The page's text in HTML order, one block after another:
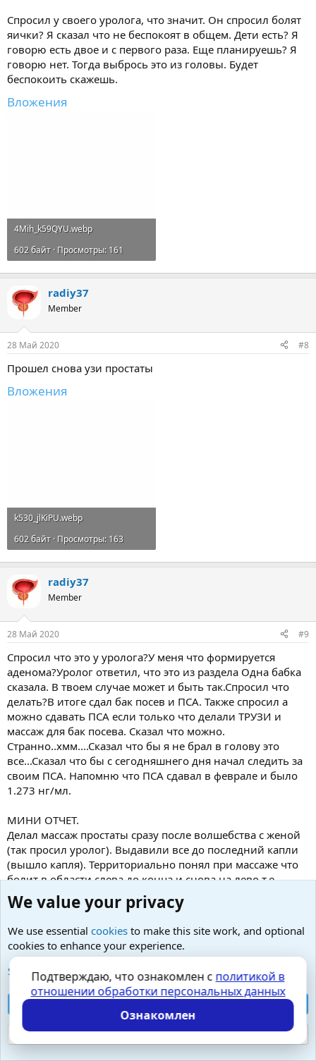
Спросил у своего уролога, что значит. Он спросил болят
яички? Я сказал что не беспокоят в общем. Дети есть? Я
говорю есть двое и с первого раза. Еще планируешь? Я
говорю нет. Тогда выбрось это из головы. Будет
беспокоить скажешь.
Вложения
4Mih_k59QYU.webp
602 байт · Просмотры: 161
radiy37
Member
28 Май 2020 #8
Прошел снова узи простаты
Вложения
k530_jlKiPU.webp
602 байт · Просмотры: 163
radiy37
Member
28 Май 2020 #9
Спросил что это у уролога?У меня что формируется
аденома?Уролог ответил, что это из раздела Одна бабка
сказала. В твоем случае может и быть так.Спросил что
делать?В итоге сдал бак посев и ПСА. Также спросил а
можно сдавать ПСА если только что делали ТРУЗИ и
массаж для бак посева. Сказал что можно.
Странно..хмм....Сказал что бы я не брал в голову это
все...Сказал что бы с сегодняшнего дня начал следить за
своим ПСА. Напомню что ПСА сдавал в феврале и было
1.273 нг/мл.
МИНИ ОТЧЕТ.
Делал массаж простаты сразу после волшебства с женой
(так просил уролог). Выдавили все до последний капли
(вышло капля). Территориально понял при массаже что
болит в области слева до конца и снова на лево т.е.
палец заходит до конца и нажимает влево там и болит.
Питание.
(периодически болела простата) 9.20 бабан+стакан воды.
12.00 Рис с рыбой и котлета, чай черный с сахаром,
огурец, помидор, петрушка (не болела). 18.30
Гречка+котлета чуть жаренная, салат с петрушкой,
огурцами, помидорами + уксус и масло растительное в
салате, чай с травами. (не болит). 22.00 кефир.Доктор
подскажите книги по питанию (подробную по питанию)
для простатитов?
We value your privacy
We use essential cookies to make this site work, and optional
cookies to enhance your experience.
See further information and configure your preferences
Reject optional cookies
Подтверждаю, что ознакомлен с политикой в
отношении обработки персональных данных
Ознакомлен